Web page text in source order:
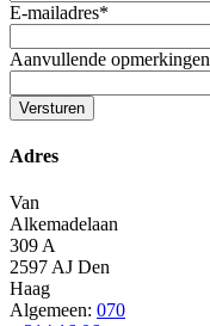
E-mailadres*
Aanvullende opmerkingen
Adres
Van
Alkemadelaan
309 A
2597 AJ Den
Haag
Algemeen: 070